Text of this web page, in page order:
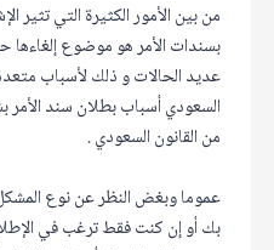
من بين الأمور الكثيرة التي تثير
بسندات الأمر هو موضوع إلغاءها
عديد الحالات و ذلك لأسباب
السعودي أسباب بطلان سند
من القانون السعودي .
عموما وبغض النظر عن نوع
بك أو إن كنت فقط ترغب في